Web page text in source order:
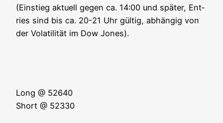
(Ein­stieg aktu­ell gegen ca. 14:00 und spä­ter, Ent­
ries sind bis ca. 20-21 Uhr gül­tig, abhän­gig von
der Vola­ti­li­tät im Dow Jones).
Long @ 52640
Short @ 52330